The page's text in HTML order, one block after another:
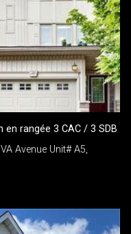
en rangée 3 CAC / 3 SDB
Avenue Unit# A5,